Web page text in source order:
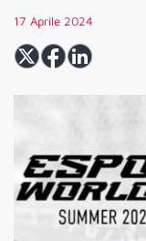
17 Aprile 2024